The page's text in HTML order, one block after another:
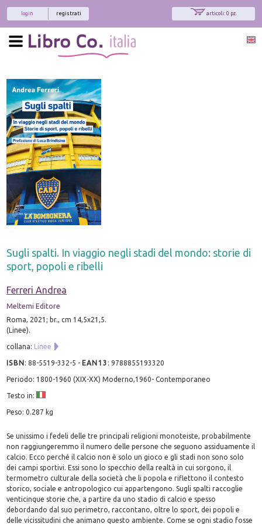
articoli: 0 pz.
registrati
login
Sugli spalti. In viaggio negli stadi del mondo: storie di
sport, popoli e ribelli
Ferreri Andrea
Meltemi Editore
Roma, 2021; br., cm 14,5x21,5.
(Linee).
collana: Linee
ISBN:88-5519-332-5 - EAN13 :9788855193320
Periodo: 1800-1960 (XIX-XX) Moderno,1960- Contemporaneo
Testo in:
Peso: 0.287 kg
Se unissimo i fedeli delle tre principali religioni monoteiste, probabilmente
non raggiungeremmo il numero delle persone che seguono assiduamente il
calcio. Ecco perché il calcio non è solo un gioco e gli stadi non sono solo
dei campi sportivi. Essi sono lo specchio della realtà in cui sorgono, il
termometro culturale della società che li popola e riflettono il contesto
storico, sociale e antropologico cui appartengono. Sugli spalti raccoglie
venticinque storie che, a partire da uno stadio di calcio e spesso
debordando dal suo perimetro, raccontano, oltre lo sport, dei popoli e
delle vicissitudini che animano questo ambiente. Come se ogni stadio fosse